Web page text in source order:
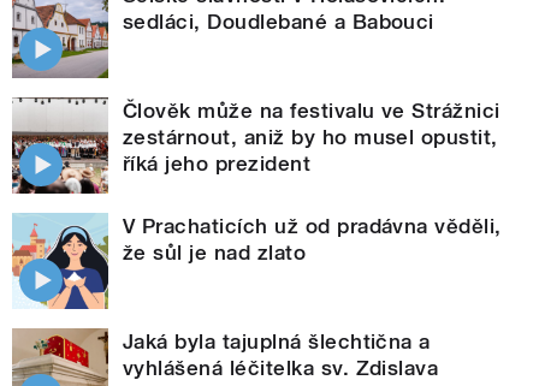
sedláci, Doudlebané a Babouci
Člověk může na festivalu ve Strážnici
zestárnout, aniž by ho musel opustit,
říká jeho prezident
V Prachaticích už od pradávna věděli,
že sůl je nad zlato
Jaká byla tajuplná šlechtična a
vyhlášená léčitelka sv. Zdislava